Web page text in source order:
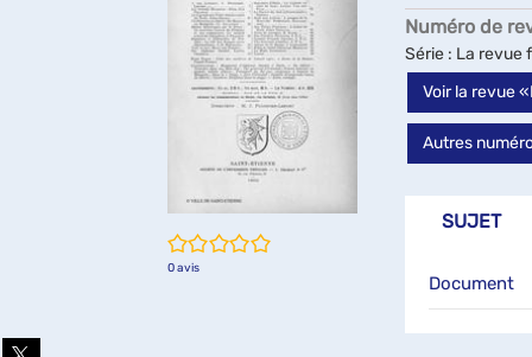
Partager
/5
0avis
Numéro de
Série : La revue
Voir la revue
Autres
SUJET
Document